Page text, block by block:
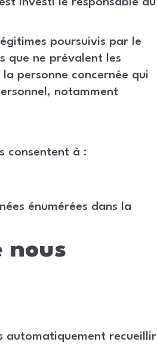
investi le responsable du
poursuivis par le
que ne prévalent les
personne concernée qui
notamment
consentent à :
énumérées dans la
nous
automatiquement recueillir